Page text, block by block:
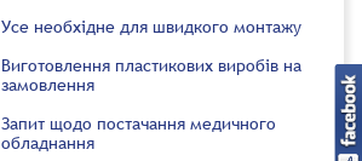
Усе необхідне для швидкого монтажу
Виготовлення пластикових виробів на
замовлення
Запит щодо постачання медичного
обладнання